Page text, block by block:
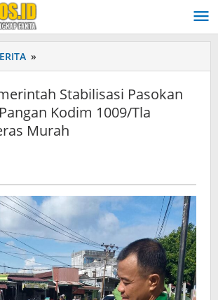
»
Pemerintah
Stabilisasi
Pasokan
Dan
Harga
Salurkan
Beras
Murah
Stabilisasi Pasokan
Kodim 1009/Tla
Murah